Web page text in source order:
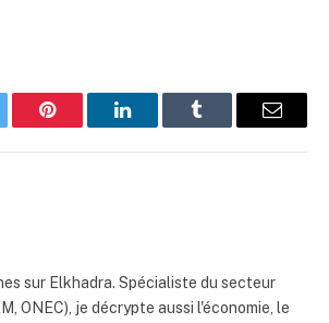
Pinterest LinkedInTumblr Email
sur Elkhadra. Spécialiste du secteur
ONEC), je décrypte aussi l'économie, le